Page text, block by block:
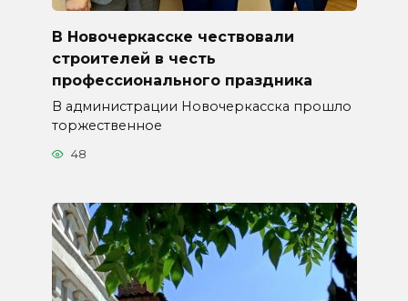
В Новочеркасске чествовали
строителей в честь
профессионального праздника
В администрации Новочеркасска прошло
торжественное
48